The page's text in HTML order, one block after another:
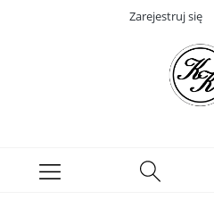
Zarejestruj się